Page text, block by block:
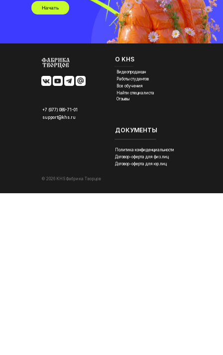
Начать
© 2026 KHS Фабрика Творцов
support@khs.ru
Договор-оферта для юр.лиц
Договор-оферта для физ.лиц
Политика конфиденциальности
ДОКУМЕНТЫ
Найти специалиста
Отзывы
Все обучения
Работы студентов
Видеопродакшн
О KHS
+7 (977) 089-71-01